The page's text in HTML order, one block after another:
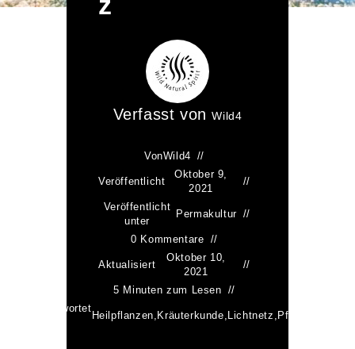
Verfasst vonWild4
VonWild4
Veröffentlicht
Oktober 9,
2021
Veröffentlicht
unter
Permakultur
0 Kommentare
Aktualisiert
Oktober 10,
2021
5 Minuten zum Lesen
Verschlagwortet
Heilpflanzen Kräuterkunde Lichtnetz Pflanzennetz